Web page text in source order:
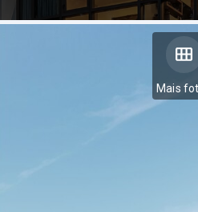
Mais